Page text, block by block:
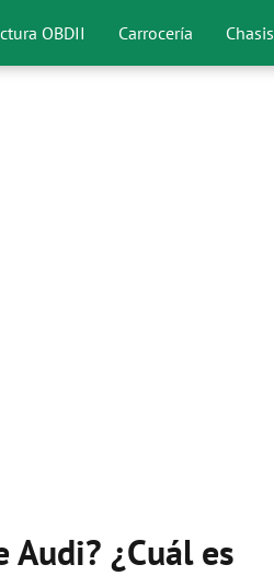
OBDII Carrocería Chasis
¿Cuál es